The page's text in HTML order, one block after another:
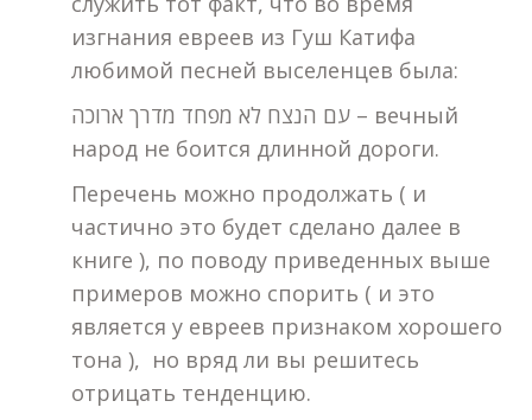
изгнания евреев из Гуш Катифа
любимой песней выселенцев была:
עם הנצח לא מפחד מדרך ארוכה – вечный
народ не боится длинной дороги.
Перечень можно продолжать ( и
частично это будет сделано далее в
книге ), по поводу приведенных выше
примеров можно спорить ( и это
является у евреев признаком хорошего
тона ), но вряд ли вы решитесь
отрицать тенденцию.